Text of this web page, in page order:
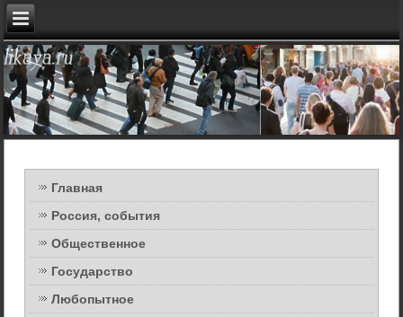
Главная
Россия, события
Общественное
Государство
Любопытное